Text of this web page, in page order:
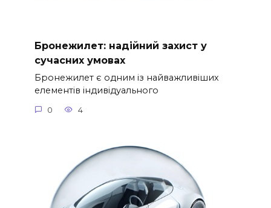
Бронежилет: надійний захист у
сучасних умовах
Бронежилет є одним із найважливіших
елементів індивідуального
0 4